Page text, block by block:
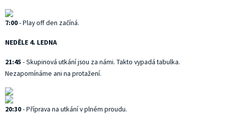
7:00- Play off den začíná.
NEDĚLE 4. LEDNA
21:45 - Skupinová utkání jsou za námi. Takto vypadá tabulka.
Nezapomínáme ani na protažení.
20:30- Příprava na utkání v plném proudu.